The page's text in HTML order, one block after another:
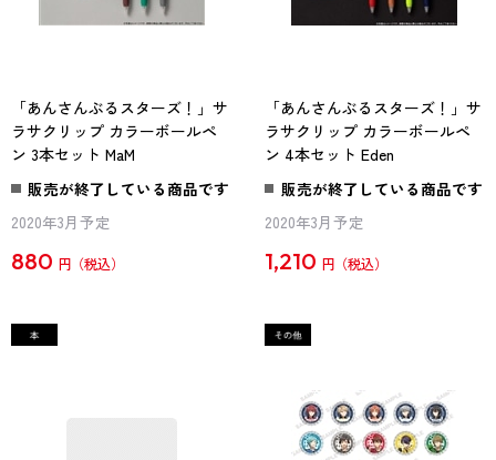
「あんさんぶるスターズ！」サ
ラサクリップ カラーボールペ
ン 3本セット MaM
販売が終了している商品です
2020年3月予定
880 円
「あんさんぶるスターズ！」サ
ラサクリップ カラーボールペ
ン 4本セット Eden
販売が終了している商品です
2020年3月予定
1,210 円